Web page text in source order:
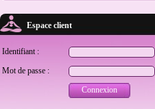
Espace client
Identifiant :
Mot de passe :
Connexion